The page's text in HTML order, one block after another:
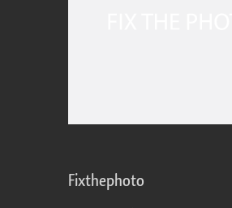
Fixthephoto